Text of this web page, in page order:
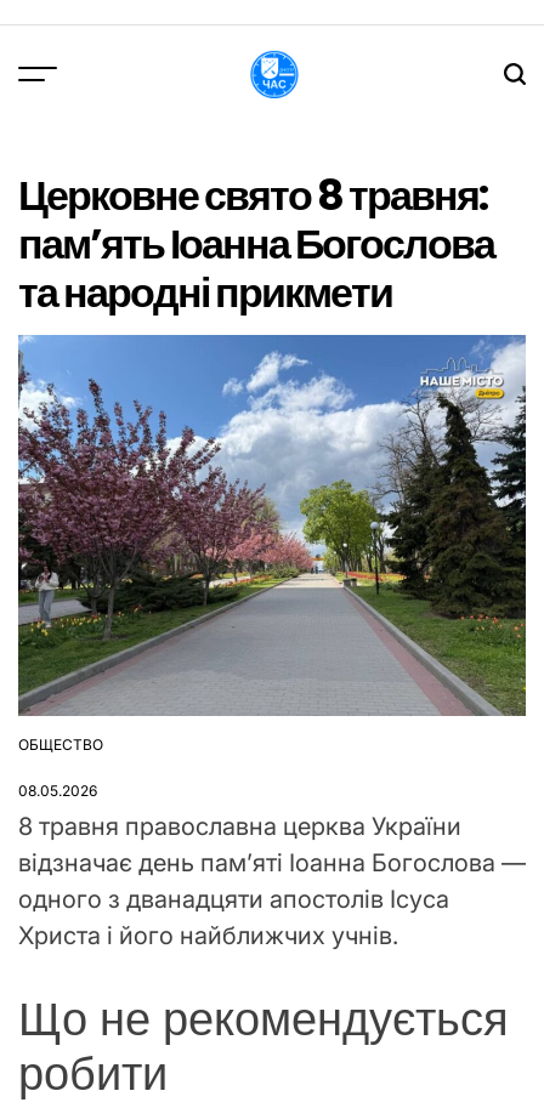
вмісту
Церковне свято 8 травня:
пам’ять Іоанна Богослова
та народні прикмети
ОПУБЛІКУВАТИ
ОБЩЕСТВО
08.05.2026
8 травня православна церква України
відзначає день пам’яті Іоанна Богослова —
одного з дванадцяти апостолів Ісуса
Христа і його найближчих учнів.
Що не рекомендується
робити